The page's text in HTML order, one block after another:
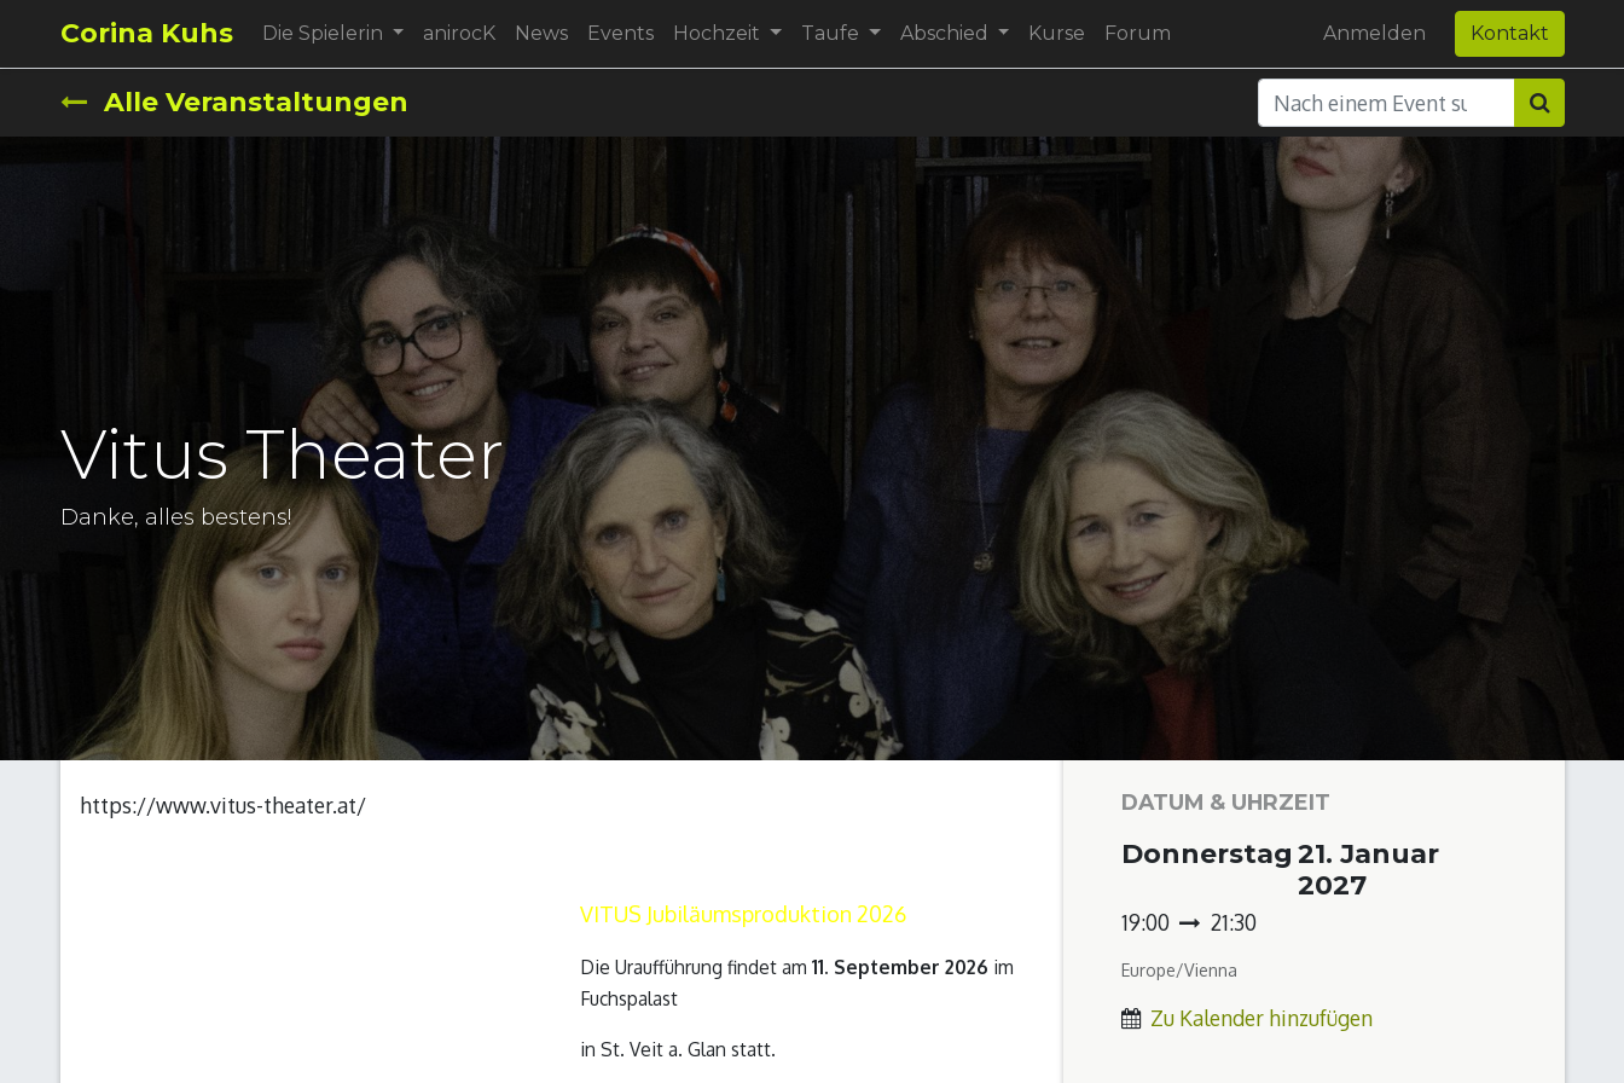
Corina Kuhs Die Spielerin anirocK News Events Hochzeit Taufe Abschied Kurse Forum Anmelden Kontakt
Alle Veranstaltungen
Vitus Theater
Danke, alles bestens!
https://www.vitus-theater.at/
VITUS Jubiläumsproduktion 2026
Die Uraufführung findet am 11. September 2026 im
Fuchspalast
in St. Veit a. Glan statt.
DATUM & UHRZEIT
Donnerstag 21. Januar
2027
19:00 21:30
Europe/Vienna
Zu Kalender hinzufügen